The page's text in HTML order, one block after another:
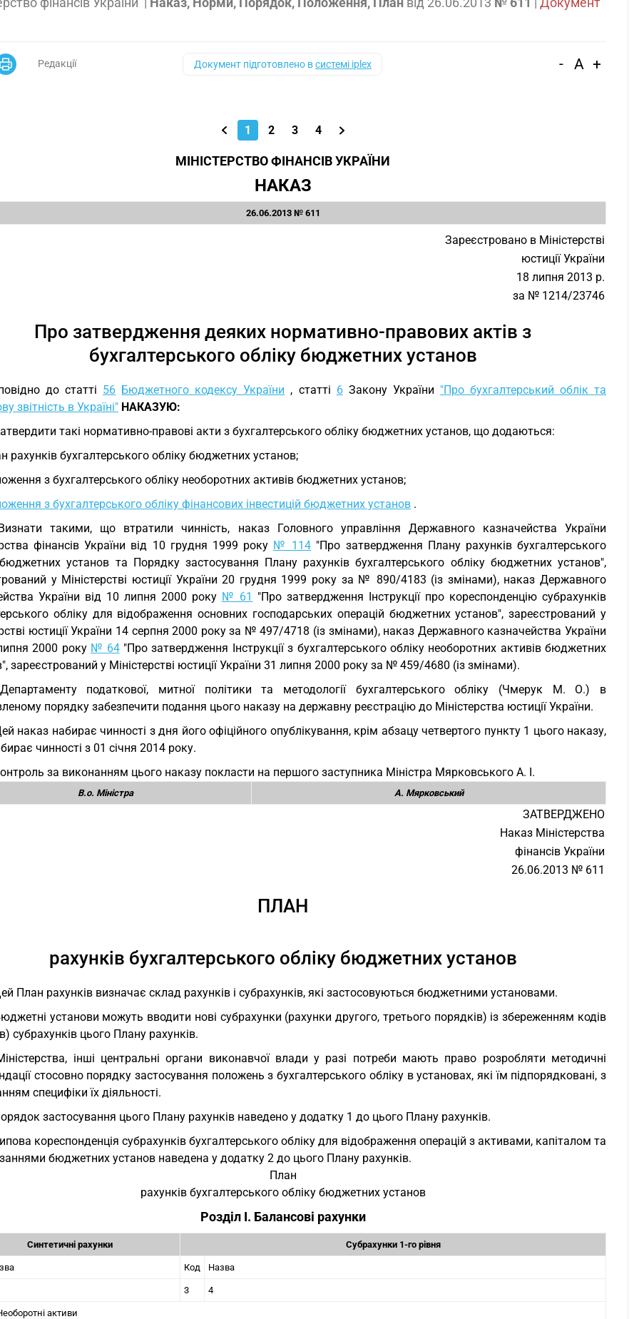
Редакції Документ підготовлено всистемі iplex - A +
1 2 3 4
МІНІСТЕРСТВО ФІНАНСІВ УКРАЇНИ
НАКАЗ
26.06.2013 № 611
Зареєстровано в Міністерстві
юстиції України
18 липня 2013 р.
за № 1214/23746
Про затвердження деяких нормативно-правових актів з
бухгалтерського обліку бюджетних установ
до статті 56 Бюджетного кодексу України , статті 6Закону України "Про бухгалтерський облік та
звітність в Україні" НАКАЗУЮ:
такі нормативно-правові акти з бухгалтерського обліку бюджетних установ, що додаються:
рахунків бухгалтерського обліку бюджетних установ;
з бухгалтерського обліку необоротних активів бюджетних установ;
з бухгалтерського обліку фінансових інвестицій бюджетних установ .
такими, що втратили чинність, наказ Головного управління Державного казначейства України
фінансів України від 10 грудня 1999 року № 114 "Про затвердження Плану рахунків бухгалтерського
установ та Порядку застосування Плану рахунків бухгалтерського обліку бюджетних установ",
у Міністерстві юстиції України 20 грудня 1999 року за № 890/4183 (із змінами), наказ Державного
України від 10 липня 2000 року № 61 "Про затвердження Інструкції про кореспонденцію субрахунків
обліку для відображення основних господарських операцій бюджетних установ", зареєстрований у
юстиції України 14 серпня 2000 року за № 497/4718 (із змінами), наказ Державного казначейства України
2000 року № 64"Про затвердження Інструкції з бухгалтерського обліку необоротних активів бюджетних
зареєстрований у Міністерстві юстиції України 31 липня 2000 року за № 459/4680 (із змінами).
податкової, митної політики та методології бухгалтерського обліку (Чмерук М. О.) в
порядку забезпечити подання цього наказу на державну реєстрацію до Міністерства юстиції України.
наказ набирає чинності з дня його офіційного опублікування, крім абзацу четвертого пункту 1 цього наказу,
чинності з 01 січня 2014 року.
за виконанням цього наказу покласти на першого заступника Міністра Мярковського А. І.
В.о. Міністра А. Мярковський
ЗАТВЕРДЖЕНО
Наказ Міністерства
фінансів України
26.06.2013 № 611
ПЛАН
рахунків бухгалтерського обліку бюджетних установ
План рахунків визначає склад рахунків і субрахунків, які застосовуються бюджетними установами.
установи можуть вводити нові субрахунки (рахунки другого, третього порядків) із збереженням кодів
субрахунків цього Плану рахунків.
інші центральні органи виконавчої влади у разі потреби мають право розробляти методичні
стосовно порядку застосування положень з бухгалтерського обліку в установах, які їм підпорядковані, з
специфіки їх діяльності.
застосування цього Плану рахунків наведено у додатку 1 до цього Плану рахунків.
кореспонденція субрахунків бухгалтерського обліку для відображення операцій з активами, капіталом та
бюджетних установ наведена у додатку 2 до цього Плану рахунків.
План
рахунків бухгалтерського обліку бюджетних установ
Розділ I. Балансові рахунки
Синтетичні рахунки Субрахунки 1-го рівня
Код Назва
3 4
активи